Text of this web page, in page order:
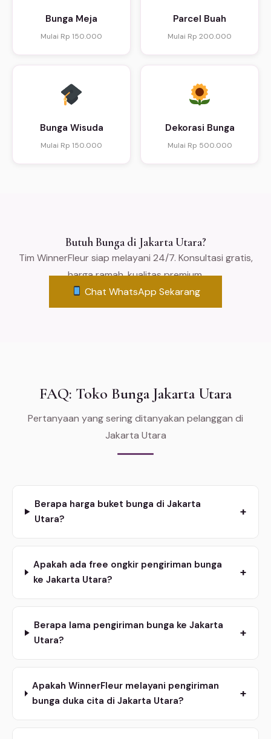
Bunga Meja
Mulai Rp 150.000
Parcel Buah
Mulai Rp 200.000
Bunga Wisuda
Mulai Rp 150.000
Dekorasi Bunga
Mulai Rp 500.000
Butuh Bunga di Jakarta Utara?
Tim WinnerFleur siap melayani 24/7. Konsultasi gratis,
harga ramah, kualitas premium.
Chat WhatsApp Sekarang
FAQ: Toko Bunga Jakarta Utara
Pertanyaan yang sering ditanyakan pelanggan di
Jakarta Utara
Berapa harga buket bunga di Jakarta
Utara?
+
Apakah ada free ongkir pengiriman bunga
ke Jakarta Utara?
+
Berapa lama pengiriman bunga ke Jakarta
Utara?
+
Apakah WinnerFleur melayani pengiriman
bunga duka cita di Jakarta Utara?
+